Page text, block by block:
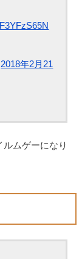
2018年2月21
ムゲーになり